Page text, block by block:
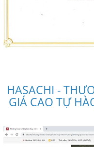
HASACHI -
GIÁ CAO TỰ